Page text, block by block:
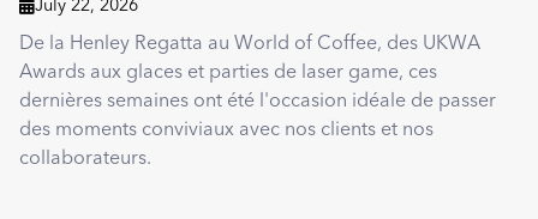
July 22, 2026
De la Henley Regatta au World of Coffee, des UKWA
Awards aux glaces et parties de laser game, ces
dernières semaines ont été l'occasion idéale de passer
des moments conviviaux avec nos clients et nos
collaborateurs.